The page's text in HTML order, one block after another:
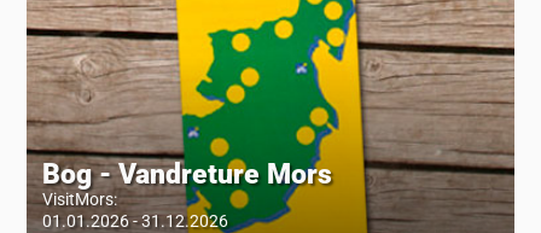
Bog - Vandreture Mors
VisitMors:
01.01.2026 - 31.12.2026